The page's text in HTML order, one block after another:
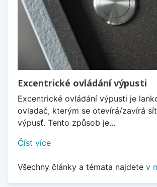
Excentrické ovládání výpusti
Excentrické ovládání výpusti je
ovladač, kterým se otevírá/zavírá
výpusť. Tento způsob je...
Číst více
Všechny články a témata najdete v